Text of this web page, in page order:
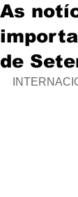
As
de